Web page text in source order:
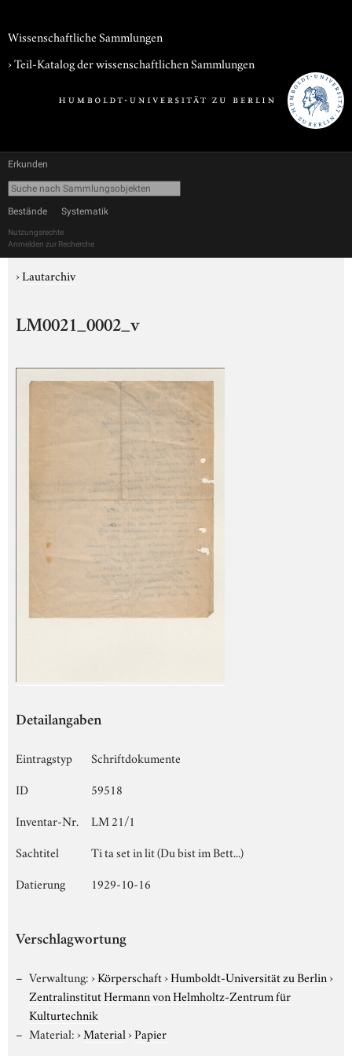
Wissenschaftliche Sammlungen
› Teil-Katalog der wissenschaftlichen Sammlungen
Erkunden
Bestände Systematik
Nutzungsrechte
Anmelden zur Recherche
›Lautarchiv
LM0021_0002_v
Detailangaben
Eintragstyp
Schriftdokumente
ID
59518
Inventar-Nr.
LM 21/1
Sachtitel
Ti ta set in lit (Du bist im Bett...)
Datierung
1929-10-16
Verschlagwortung
Verwaltung:›Körperschaft›Humboldt-Universität zu Berlin›
Zentralinstitut Hermann von Helmholtz-Zentrum für
Kulturtechnik
Material:›Material›Papier